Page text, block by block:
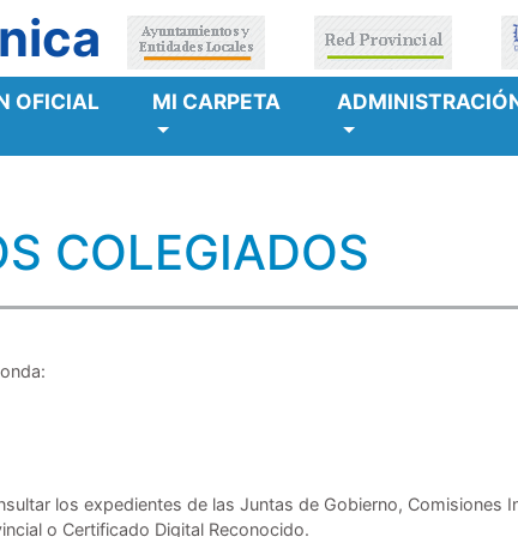
OFICIAL MI CARPETA
COLEGIADOS
los expedientes de las Juntas de Gobierno,
o Certificado Digital Reconocido.